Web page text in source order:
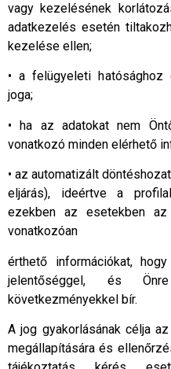
vagy kezelésének
adatkezelés esetén
kezelése ellen;
• a felügyeleti hatósághoz
joga;
• ha az adatokat nem
vonatkozó minden elérhető
• az automatizált
eljárás), ideértve a
ezekben az esetekben
vonatkozóan
érthető információkat,
jelentőséggel, és
következményekkel bír.
A jog gyakorlásának célja
megállapítására és